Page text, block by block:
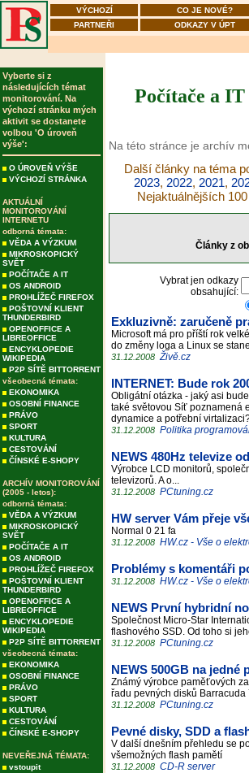
VÝCHOZÍ CO JE NOVÉ?
PARTNEŘI
ODKAZY V ÚPT
Vyberte si z
následujících témat
monitorování. Na
výchozí stránku mých
aktivit se dostanete
volbou 'O úroveň
výše':
O ÚROVEŇ VÝŠE
VÝCHOZÍ STRÁNKA
AKTUÁLNÍ
MONITOROVÁNÍ
INTERNETU
odborná témata:
VĚDA A VÝZKUM
MIKROSKOPICKÝ
SVĚT
POČÍTAČE A IT
OS ANDROID
PROHLÍŽEČ FIREFOX
POŠTOVNÍ KLIENT
THUNDERBIRD
OPENOFFICE A
LIBREOFFICE
ENCYKLOPEDIE
WIKIPEDIA
P2P SÍTĚ BITTORRENT
všeobecná témata:
EKONOMIKA
OSOBNÍ FINANCE
PRÁVO
SPORT
KULTURA
CESTOVÁNÍ
ČÍNSKÉ E-SHOPY
ARCHÍV MONITOROVÁNÍ
(2005 - letos):
odborná témata:
VĚDA A VÝZKUM
MIKROSKOPICKÝ
SVĚT
POČÍTAČE A IT
OS ANDROID
PROHLÍŽEČ FIREFOX
POŠTOVNÍ KLIENT
THUNDERBIRD
OPENOFFICE A
LIBREOFFICE
ENCYKLOPEDIE
WIKIPEDIA
P2P SÍTĚ BITTORRENT
všeobecná témata:
EKONOMIKA
OSOBNÍ FINANCE
PRÁVO
SPORT
KULTURA
CESTOVÁNÍ
ČÍNSKÉ E-SHOPY
NEVEŘEJNÁ TÉMATA:
vstoupit
Počítače a
Na této stránce je archív
Další články na téma
2023, 2022, 2021,
Nejaktuálnějších
Články z
Vybrat jen odkazy
obsahující:
Exkluzivně: zaručeně
Microsoft má pro příští rok
do změny loga a Linux se
31.12.2008 Živě.cz
INTERNET: Bude rok
Obligátní otázka - jaký asi
také světovou Síť poznamená
dynamice a potřební
31.12.2008 Politika
NEWS 480Hz televize
Výrobce LCD monitorů,
televizorů. A o...
31.12.2008 PCtuning.cz
HW server Vám přeje
Normal 0 21 fa
31.12.2008 HW.cz - Vše o
Problémy s komentáři
31.12.2008 HW.cz - Vše o
NEWS První hybridní
Společnost Micro-Star
flashového SSD. Od toho si
31.12.2008 PCtuning.cz
NEWS 500GB na jedné
Známý výrobce paměťových
řadu pevných disků Barracuda
31.12.2008 PCtuning.cz
Pevné disky, SDD a
V další dnešním přehledu se
všemožných flash pamětí
31.12.2008 CD-R server